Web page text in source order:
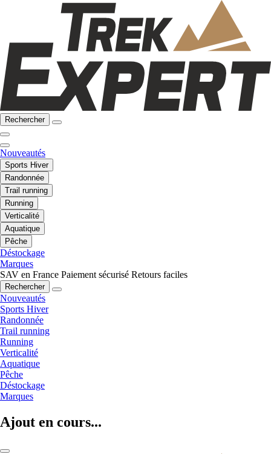
Rechercher
Nouveautés
Sports Hiver
Randonnée
Trail running
Running
Verticalité
Aquatique
Pêche
Déstockage
Marques
SAV en France Paiement sécurisé Retours faciles
Rechercher
Nouveautés
Sports Hiver
Randonnée
Trail running
Running
Verticalité
Aquatique
Pêche
Déstockage
Marques
Ajout en cours...